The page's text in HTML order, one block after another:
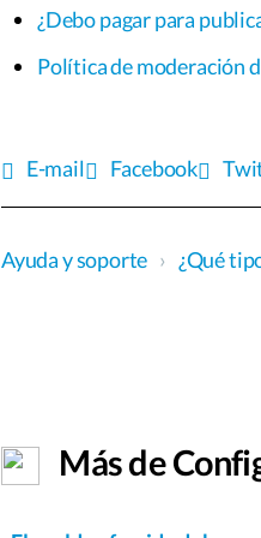
¿Debo pagar para
Política de moderación
E-mail Facebook
Ayuda y soporte › ¿Qué
Más de